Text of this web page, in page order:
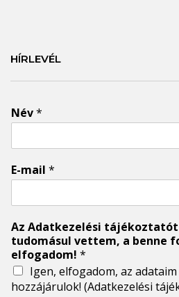
HÍRLEVÉL
Név*
E-mail *
Az Adatkezelési
tudomásul vettem, a benne
elfogadom! *
Igen, elfogadom, az
hozzájárulok! (Adatkezelési